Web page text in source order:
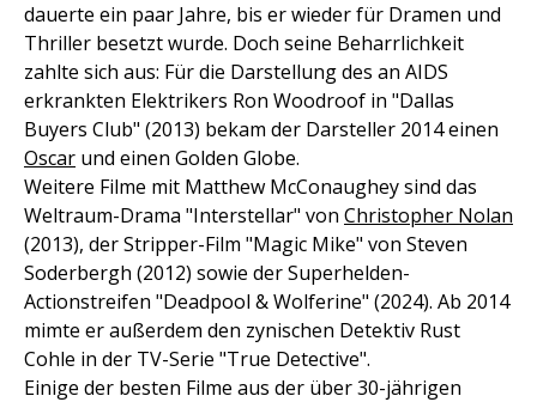
dauerte ein paar Jahre, bis er wieder für Dramen und
Thriller besetzt wurde. Doch seine Beharrlichkeit
zahlte sich aus: Für die Darstellung des an AIDS
erkrankten Elektrikers Ron Woodroof in "Dallas
Buyers Club" (2013) bekam der Darsteller 2014 einen
Oscar und einen Golden Globe.
Weitere Filme mit Matthew McConaughey sind das
Weltraum-Drama "Interstellar" von Christopher Nolan
(2013), der Stripper-Film "Magic Mike" von Steven
Soderbergh (2012) sowie der Superhelden-
Actionstreifen "Deadpool & Wolferine" (2024). Ab 2014
mimte er außerdem den zynischen Detektiv Rust
Cohle in der TV-Serie "True Detective".
Einige der besten Filme aus der über 30-jährigen